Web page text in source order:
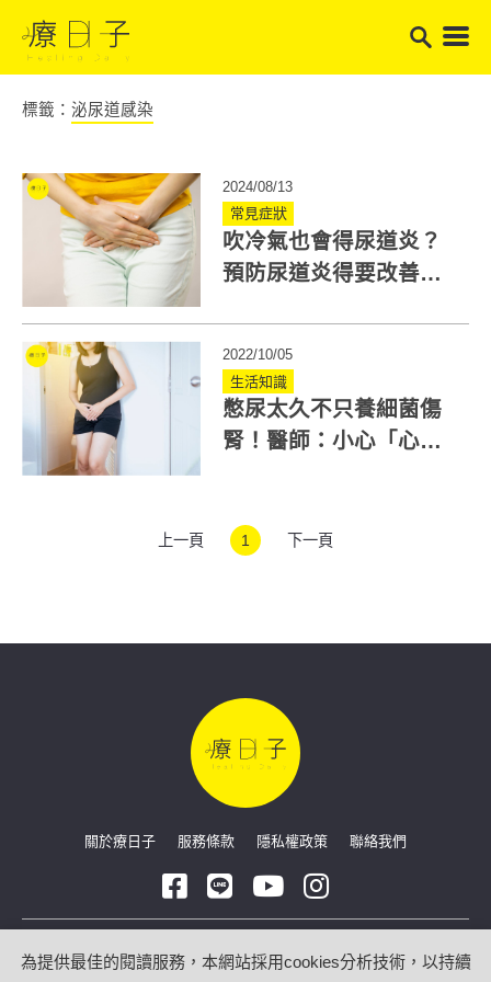
標籤： 泌尿道感染
2024/08/13
常見症狀
吹冷氣也會得尿道炎？
預防尿道炎得要改善這5
2022/10/05
生活知識
憋尿太久不只養細菌傷
腎！醫師：小心「心腎
上一頁 1 下一頁
關於療日子 服務條款 隱私權政策 聯絡我們
Copyright © 2026 療日子 HealingDaily
為提供最佳的閱讀服務，本網站採用cookies分析技術，以持續